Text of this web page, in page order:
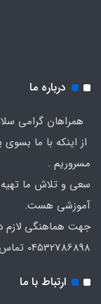
درباره ما
همراهان گرامی
از اینکه با ما
مسروریم .
سعی و تلاش ما تهیه
آموزشی هست.
جهت هماهنگی
04532786898 تماس حاصل بفرمایید.
ارتباط با ما